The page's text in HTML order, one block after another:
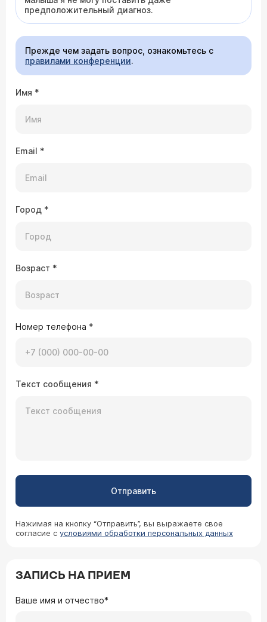
предположительный диагноз.
Прежде чем задать вопрос, ознакомьтесь с
правилами конференции.
Имя *
Email *
Город *
Возраст *
Номер телефона *
Текст сообщения *
Отправить
Нажимая на кнопку “Отправить”, вы выражаете свое
согласие с условиями обработки персональных данных
ЗАПИСЬ НА ПРИЕМ
Ваше имя и отчество*